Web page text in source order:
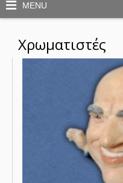
MENU
Χρωματιστές